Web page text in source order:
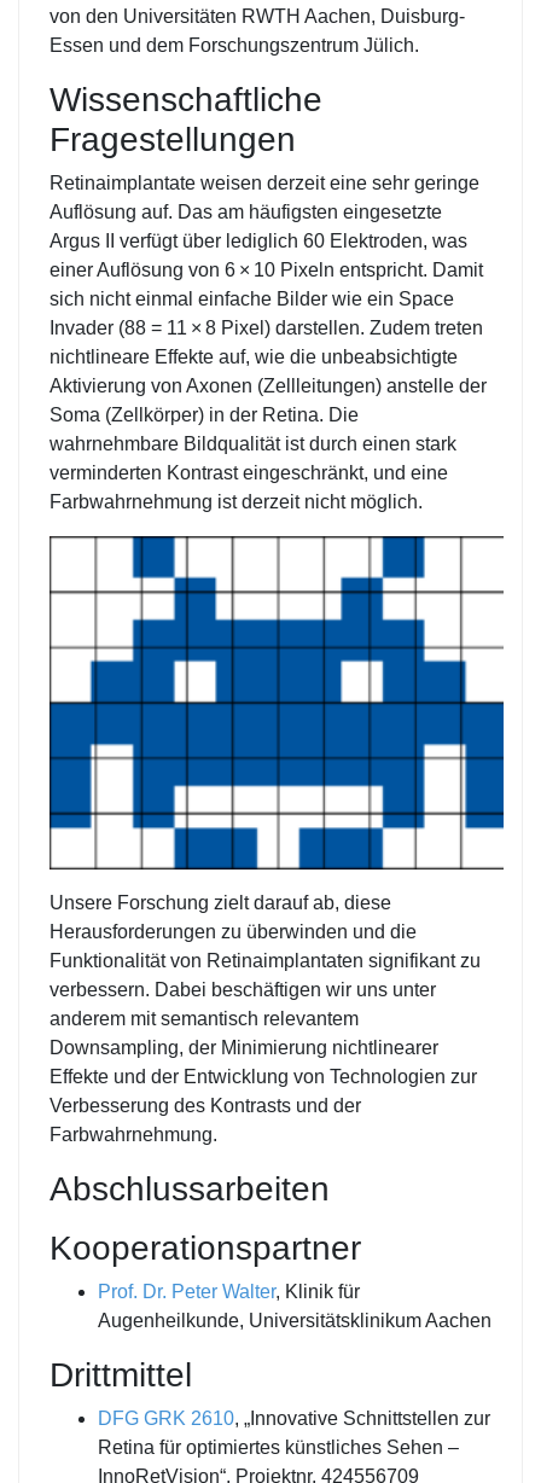
von den Universitäten RWTH Aachen, Duisburg-
Essen und dem Forschungszentrum Jülich.
Wissenschaftliche
Fragestellungen
Retinaimplantate weisen derzeit eine sehr geringe
Auflösung auf. Das am häufigsten eingesetzte
Argus II verfügt über lediglich 60 Elektroden, was
einer Auflösung von 6 × 10 Pixeln entspricht. Damit
sich nicht einmal einfache Bilder wie ein Space
Invader (88 = 11 × 8 Pixel) darstellen. Zudem treten
nichtlineare Effekte auf, wie die unbeabsichtigte
Aktivierung von Axonen (Zellleitungen) anstelle der
Soma (Zellkörper) in der Retina. Die
wahrnehmbare Bildqualität ist durch einen stark
verminderten Kontrast eingeschränkt, und eine
Farbwahrnehmung ist derzeit nicht möglich.
Unsere Forschung zielt darauf ab, diese
Herausforderungen zu überwinden und die
Funktionalität von Retinaimplantaten signifikant zu
verbessern. Dabei beschäftigen wir uns unter
anderem mit semantisch relevantem
Downsampling, der Minimierung nichtlinearer
Effekte und der Entwicklung von Technologien zur
Verbesserung des Kontrasts und der
Farbwahrnehmung.
Abschlussarbeiten
Kooperationspartner
Prof. Dr. Peter Walter, Klinik für
Augenheilkunde, Universitätsklinikum Aachen
Drittmittel
DFG GRK 2610, „Innovative Schnittstellen zur
Retina für optimiertes künstliches Sehen –
InnoRetVision“, Projektnr. 424556709